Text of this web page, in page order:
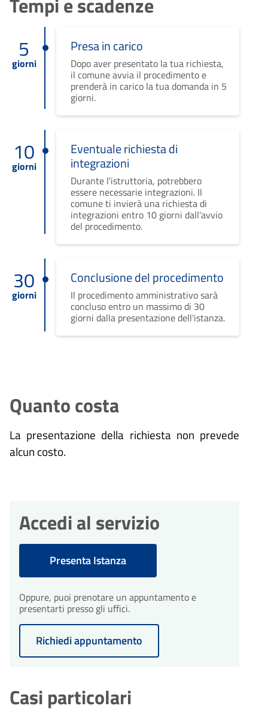
5
giorni
Presa in carico
Dopo aver presentato la tua richiesta,
il comune avvia il procedimento e
prenderà in carico la tua domanda in 5
giorni.
10
giorni
Eventuale richiesta di
integrazioni
Durante l'istruttoria, potrebbero
essere necessarie integrazioni. Il
comune ti invierà una richiesta di
integrazioni entro 10 giorni dall'avvio
del procedimento.
30
giorni
Conclusione del procedimento
Il procedimento amministrativo sarà
concluso entro un massimo di 30
giorni dalla presentazione dell'istanza.
Quanto costa
La presentazione della richiesta non prevede
alcun costo.
Accedi al servizio
Presenta Istanza
Oppure, puoi prenotare un appuntamento e
presentarti presso gli uffici.
Richiedi appuntamento
Casi particolari